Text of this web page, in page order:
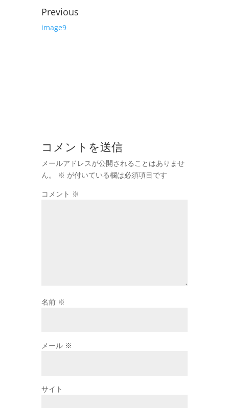
Previous
image9
コメントを送信
メールアドレスが公開されることはありませ
ん。
※ が付いている欄は必須項目です
コメント ※
名前 ※
メール ※
サイト